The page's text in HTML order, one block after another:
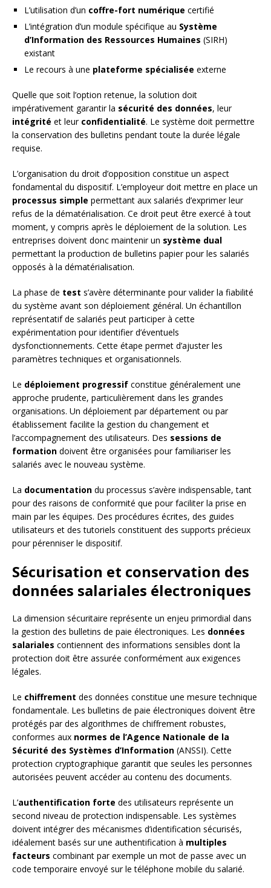
L’utilisation d’un coffre-fort numérique certifié
L’intégration d’un module spécifique au Système
d’Information des Ressources Humaines (SIRH)
existant
Le recours à une plateforme spécialisée externe
Quelle que soit l’option retenue, la solution doit
impérativement garantir la sécurité des données, leur
intégrité et leur confidentialité. Le système doit permettre
la conservation des bulletins pendant toute la durée légale
requise.
L’organisation du droit d’opposition constitue un aspect
fondamental du dispositif. L’employeur doit mettre en place un
processus simple permettant aux salariés d’exprimer leur
refus de la dématérialisation. Ce droit peut être exercé à tout
moment, y compris après le déploiement de la solution. Les
entreprises doivent donc maintenir un système dual
permettant la production de bulletins papier pour les salariés
opposés à la dématérialisation.
La phase de test s’avère déterminante pour valider la fiabilité
du système avant son déploiement général. Un échantillon
représentatif de salariés peut participer à cette
expérimentation pour identifier d’éventuels
dysfonctionnements. Cette étape permet d’ajuster les
paramètres techniques et organisationnels.
Le déploiement progressif constitue généralement une
approche prudente, particulièrement dans les grandes
organisations. Un déploiement par département ou par
établissement facilite la gestion du changement et
l’accompagnement des utilisateurs. Des sessions de
formation doivent être organisées pour familiariser les
salariés avec le nouveau système.
La documentation du processus s’avère indispensable, tant
pour des raisons de conformité que pour faciliter la prise en
main par les équipes. Des procédures écrites, des guides
utilisateurs et des tutoriels constituent des supports précieux
pour pérenniser le dispositif.
Sécurisation et conservation des
données salariales électroniques
La dimension sécuritaire représente un enjeu primordial dans
la gestion des bulletins de paie électroniques. Les données
salariales contiennent des informations sensibles dont la
protection doit être assurée conformément aux exigences
légales.
Le chiffrement des données constitue une mesure technique
fondamentale. Les bulletins de paie électroniques doivent être
protégés par des algorithmes de chiffrement robustes,
conformes aux normes de l’Agence Nationale de la
Sécurité des Systèmes d’Information (ANSSI). Cette
protection cryptographique garantit que seules les personnes
autorisées peuvent accéder au contenu des documents.
L’authentification forte des utilisateurs représente un
second niveau de protection indispensable. Les systèmes
doivent intégrer des mécanismes d’identification sécurisés,
idéalement basés sur une authentification à multiples
facteurs combinant par exemple un mot de passe avec un
code temporaire envoyé sur le téléphone mobile du salarié.